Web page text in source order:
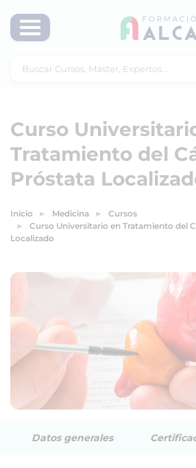
Curso
Tratamiento del
Próstata
Inicio Medicina
Cursos
Curso Universitario en Tratamiento del
Localizado
Datos generales